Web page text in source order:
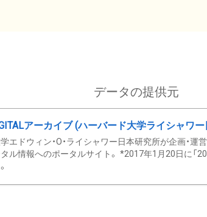
データの提供元
アーカイブ (ハーバード大学ライシャワ
エドウィン・O・ライシャワー日本研究所が企画・運
ル情報へのポータルサイト。 *2017年1月20日に「